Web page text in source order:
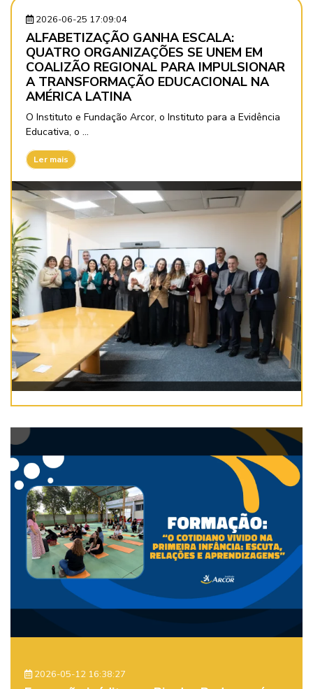
2026-06-25 17:09:04
ALFABETIZAÇÃO GANHA ESCALA:
QUATRO ORGANIZAÇÕES SE UNEM EM
COALIZÃO REGIONAL PARA IMPULSIONAR
A TRANSFORMAÇÃO EDUCACIONAL NA
AMÉRICA LATINA
O Instituto e Fundação Arcor, o Instituto para a Evidência
Educativa, o ...
Ler mais
2026-05-12 16:38:27